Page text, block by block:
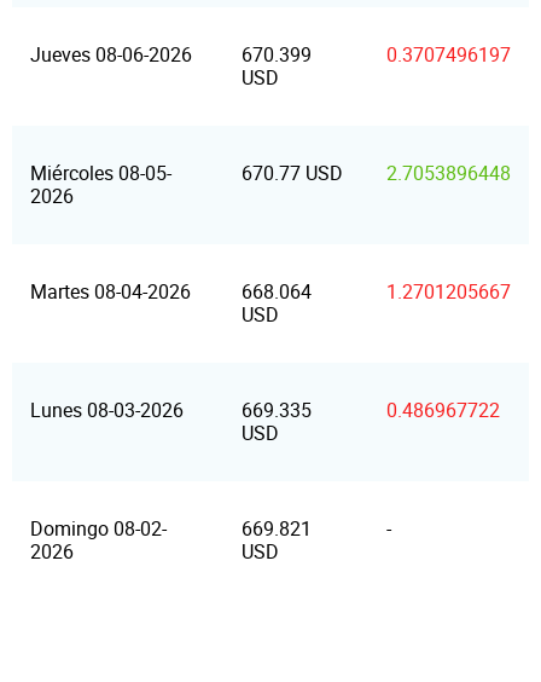
Jueves 08-06-2026
670.399
USD
0.3707496197
Miércoles 08-05-
2026
670.77 USD 2.7053896448
Martes 08-04-2026
668.064
USD
1.2701205667
Lunes 08-03-2026
669.335
USD
0.486967722
Domingo 08-02-
2026
669.821
USD
-